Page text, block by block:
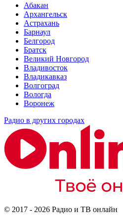
Абакан
Архангельск
Астрахань
Барнаул
Белгород
Братск
Великий Новгород
Владивосток
Владикавказ
Волгоград
Вологда
Воронеж
Радио в других городах
© 2017 - 2026 Радио и ТВ онлайн